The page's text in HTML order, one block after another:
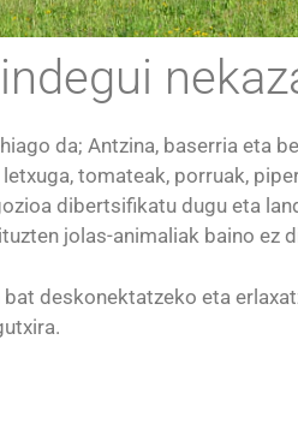
da; Antzina, baserria eta
tomateak, porruak,
dibertsifikatu dugu eta
jolas-animaliak baino ez
deskonektatzeko eta